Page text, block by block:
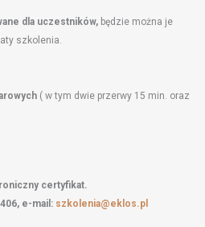
dla uczestników, będzie można je
szkolenia.
( w tym dwie przerwy 15 min. oraz
certyfikat.
e-mail: szkolenia@eklos.pl